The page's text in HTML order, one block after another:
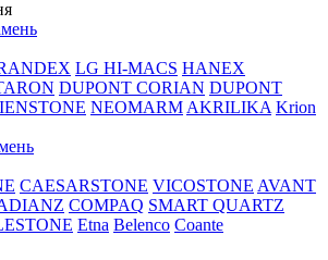
LG HI-MACS HANEX
DUPONT CORIAN DUPONT
NEOMARM AKRILIKA Krion
CAESARSTONE VICOSTONE AVANT
COMPAQ SMART QUARTZ
Etna Belenco Coante